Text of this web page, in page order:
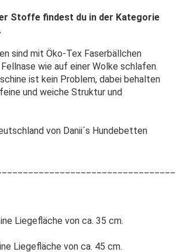
Stoffe findest du in der Kategorie
sind mit Öko-Tex Faserbällchen
wie auf einer Wolke schlafen.
ist kein Problem, dabei behalten
und weiche Struktur und
von Danii´s Hundebetten
Liegefläche von ca. 35 cm.
Liegefläche von ca. 45 cm.